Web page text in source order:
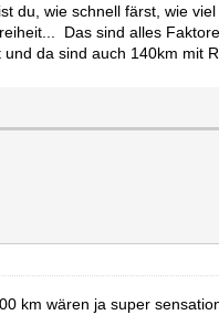
wie schnell färst, wie
Das sind alles
da sind auch 140km mit
km wären ja super